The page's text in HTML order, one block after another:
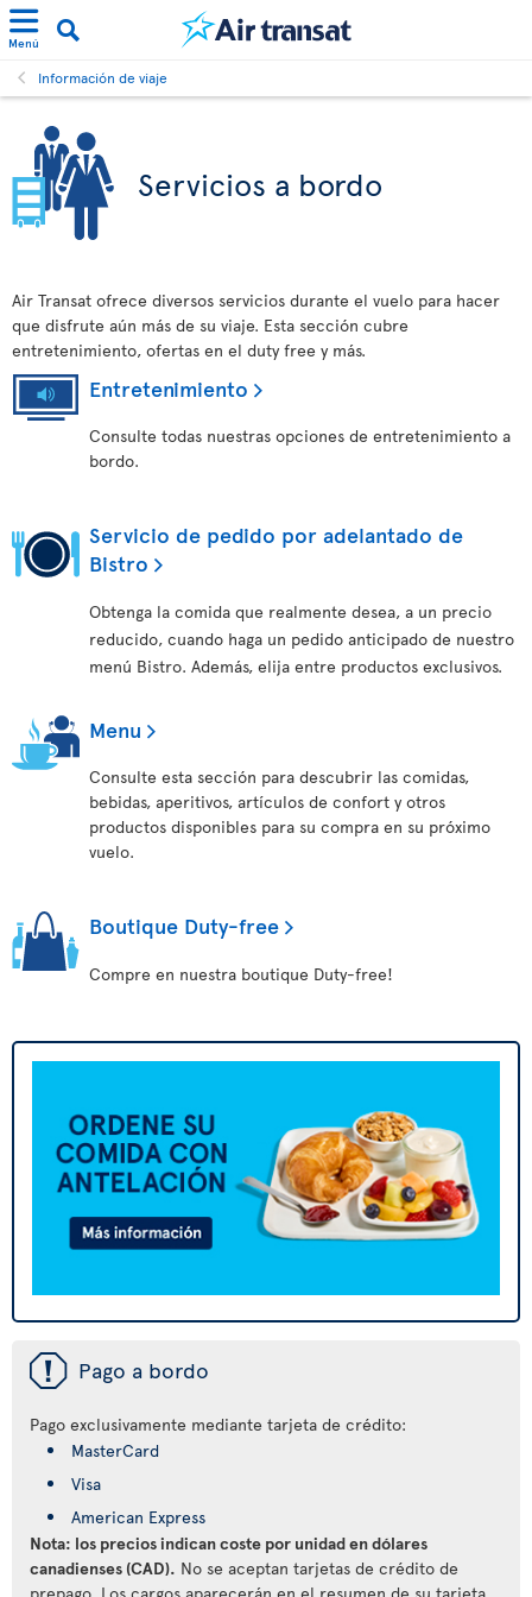
Menú
Información de viaje
Servicios a bordo
Air Transat ofrece diversos servicios durante el vuelo para hacer
que disfrute aún más de su viaje. Esta sección cubre
entretenimiento, ofertas en el duty free y más.
Entretenimiento
Consulte todas nuestras opciones de entretenimiento a
bordo.
Servicio de pedido por adelantado de
Bistro
Obtenga la comida que realmente desea, a un precio
reducido, cuando haga un pedido anticipado de nuestro
menú Bistro. Además, elija entre productos exclusivos.
Menu
Consulte esta sección para descubrir las comidas,
bebidas, aperitivos, artículos de confort y otros
productos disponibles para su compra en su próximo
vuelo.
Boutique Duty-free
Compre en nuestra boutique Duty-free!
ü Pago a bordo
Pago exclusivamente mediante tarjeta de crédito:
MasterCard
Visa
American Express
Nota: los precios indican coste por unidad en dólares
canadienses (CAD). No se aceptan tarjetas de crédito de